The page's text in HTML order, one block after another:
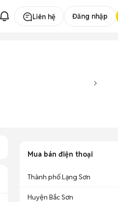
Liên hệ Đăng nhập
Mua bán điện thoại
Thành phố Lạng Sơn
Huyện Bắc Sơn